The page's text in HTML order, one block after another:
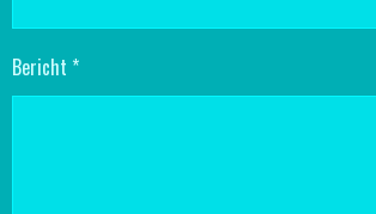
Bericht *